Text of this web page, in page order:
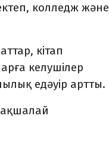
колледж және
кітап
келушілер
едәуір артты.